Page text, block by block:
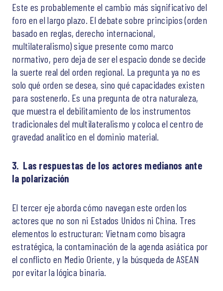
Este es probablemente el cambio más significativo del
foro en el largo plazo. El debate sobre principios (orden
basado en reglas, derecho internacional,
multilateralismo) sigue presente como marco
normativo, pero deja de ser el espacio donde se decide
la suerte real del orden regional. La pregunta ya no es
solo qué orden se desea, sino qué capacidades existen
para sostenerlo. Es una pregunta de otra naturaleza,
que muestra el debilitamiento de los instrumentos
tradicionales del multilateralismo y coloca el centro de
gravedad analítico en el dominio material.
3. Las respuestas de los actores medianos ante
la polarización
El tercer eje aborda cómo navegan este orden los
actores que no son ni Estados Unidos ni China. Tres
elementos lo estructuran: Vietnam como bisagra
estratégica, la contaminación de la agenda asiática por
el conflicto en Medio Oriente, y la búsqueda de ASEAN
por evitar la lógica binaria.